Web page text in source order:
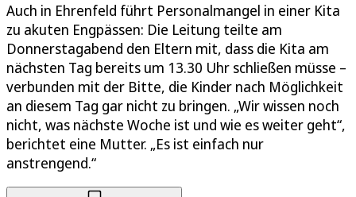
Auch in Ehrenfeld führt Personalmangel in einer Kita
zu akuten Engpässen: Die Leitung teilte am
Donnerstagabend den Eltern mit, dass die Kita am
nächsten Tag bereits um 13.30 Uhr schließen müsse –
verbunden mit der Bitte, die Kinder nach Möglichkeit
an diesem Tag gar nicht zu bringen. „Wir wissen noch
nicht, was nächste Woche ist und wie es weiter geht“,
berichtet eine Mutter. „Es ist einfach nur
anstrengend.“